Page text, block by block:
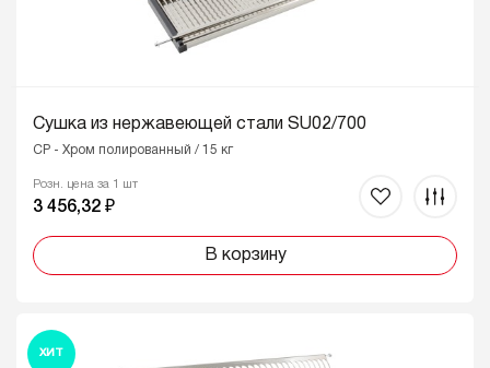
Сушка из нержавеющей стали SU02/700
CP - Хром полированный / 15 кг
Розн. цена за 1 шт
3 456,32 ₽
В корзину
ХИТ